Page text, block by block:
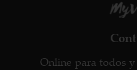
Online para todos